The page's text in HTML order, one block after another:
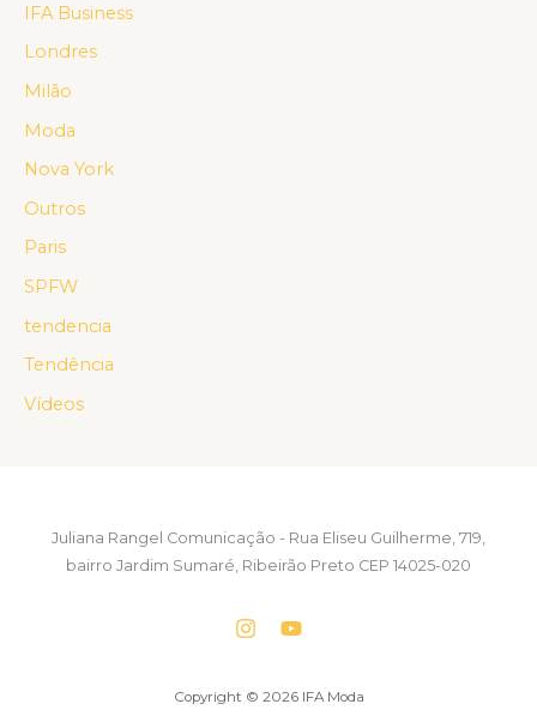
IFA Business
Londres
Milão
Moda
Nova York
Outros
Paris
SPFW
tendencia
Tendência
Vídeos
Juliana Rangel Comunicação - Rua Eliseu Guilherme, 719,
bairro Jardim Sumaré, Ribeirão Preto CEP 14025-020
Copyright © 2026 IFA Moda